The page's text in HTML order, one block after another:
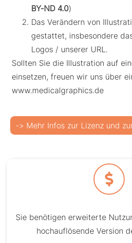
BY-ND 4.0)
Das Verändern von
gestattet, insbesondere
Logos / unserer URL.
Sollten Sie die Illustration auf
einsetzen, freuen wir uns über
www.medicalgraphics.de
-> Mehr Infos zur Lizenz und
Sie benötigen erweiterte
hochauflösende Version